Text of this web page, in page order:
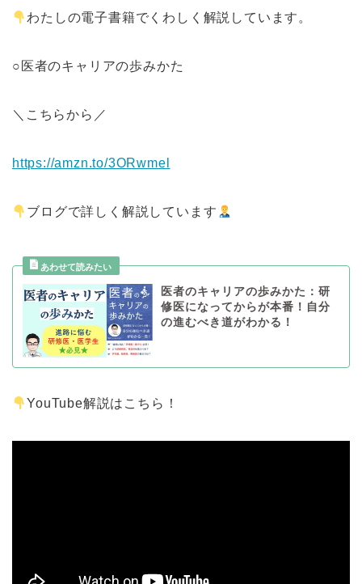
わたしの電子書籍でくわしく解説しています。
○医者のキャリアの歩みかた
＼こちらから／
https://amzn.to/3ORwmel
ブログで詳しく解説しています
医者のキャリアの歩みかた：研
修医になってからが本番！自分
の進むべき道がわかる！
YouTube解説はこちら！